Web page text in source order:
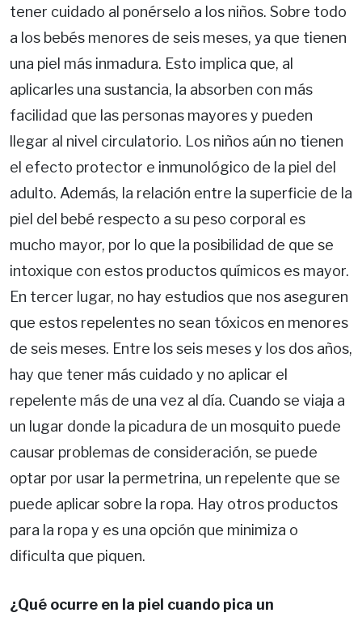
tener cuidado al ponérselo a los niños. Sobre todo
a los bebés menores de seis meses, ya que tienen
una piel más inmadura. Esto implica que, al
aplicarles una sustancia, la absorben con más
facilidad que las personas mayores y pueden
llegar al nivel circulatorio. Los niños aún no tienen
el efecto protector e inmunológico de la piel del
adulto. Además, la relación entre la superficie de la
piel del bebé respecto a su peso corporal es
mucho mayor, por lo que la posibilidad de que se
intoxique con estos productos químicos es mayor.
En tercer lugar, no hay estudios que nos aseguren
que estos repelentes no sean tóxicos en menores
de seis meses. Entre los seis meses y los dos años,
hay que tener más cuidado y no aplicar el
repelente más de una vez al día. Cuando se viaja a
un lugar donde la picadura de un mosquito puede
causar problemas de consideración, se puede
optar por usar la permetrina, un repelente que se
puede aplicar sobre la ropa. Hay otros productos
para la ropa y es una opción que minimiza o
dificulta que piquen.
¿Qué ocurre en la piel cuando pica un